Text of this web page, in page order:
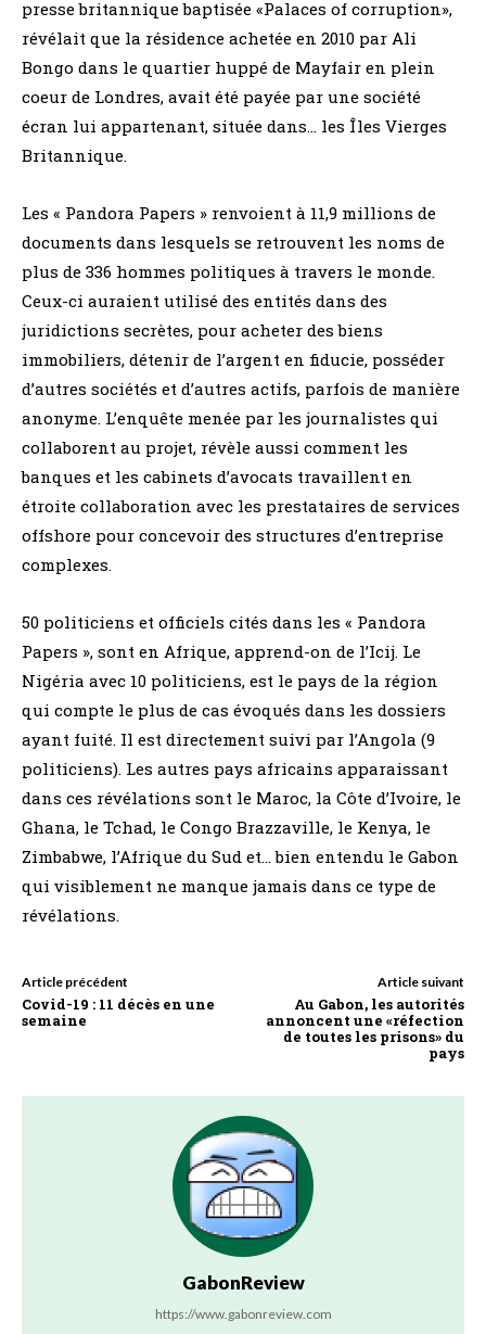
presse britannique baptisée «Palaces of corruption»,
révélait que la résidence achetée en 2010 par Ali
Bongo dans le quartier huppé de Mayfair en plein
coeur de Londres, avait été payée par une société
écran lui appartenant, située dans… les Îles Vierges
Britannique.
Les « Pandora Papers » renvoient à 11,9 millions de
documents dans lesquels se retrouvent les noms de
plus de 336 hommes politiques à travers le monde.
Ceux-ci auraient utilisé des entités dans des
juridictions secrètes, pour acheter des biens
immobiliers, détenir de l’argent en fiducie, posséder
d’autres sociétés et d’autres actifs, parfois de manière
anonyme. L’enquête menée par les journalistes qui
collaborent au projet, révèle aussi comment les
banques et les cabinets d’avocats travaillent en
étroite collaboration avec les prestataires de services
offshore pour concevoir des structures d’entreprise
complexes.
50 politiciens et officiels cités dans les « Pandora
Papers », sont en Afrique, apprend-on de l’Icij. Le
Nigéria avec 10 politiciens, est le pays de la région
qui compte le plus de cas évoqués dans les dossiers
ayant fuité. Il est directement suivi par l’Angola (9
politiciens). Les autres pays africains apparaissant
dans ces révélations sont le Maroc, la Côte d’Ivoire, le
Ghana, le Tchad, le Congo Brazzaville, le Kenya, le
Zimbabwe, l’Afrique du Sud et… bien entendu le Gabon
qui visiblement ne manque jamais dans ce type de
révélations.
Article précédent
Covid-19 : 11 décès en une
semaine
Article suivant
Au Gabon, les autorités
annoncent une «réfection
de toutes les prisons» du
pays
GabonReview
https://www.gabonreview.com